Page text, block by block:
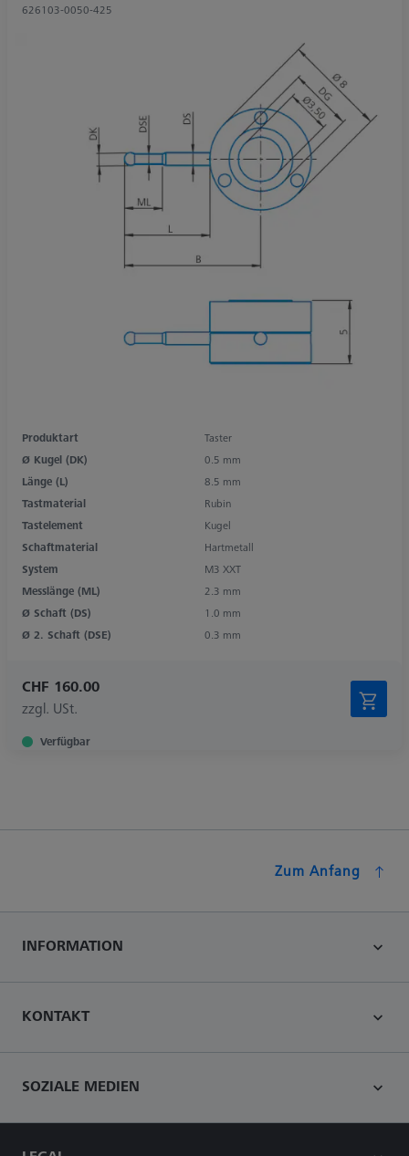
626103-0050-425
Produktart
Taster
Ø Kugel (DK)
0.5 mm
Länge (L)
8.5 mm
Tastmaterial
Rubin
Tastelement
Kugel
Schaftmaterial
Hartmetall
System
M3 XXT
Messlänge (ML)
2.3 mm
Ø Schaft (DS)
1.0 mm
Ø 2. Schaft (DSE)
0.3 mm
CHF 160.00
zzgl. USt.
Verfügbar
Zum Anfang
INFORMATION
KONTAKT
SOZIALE MEDIEN